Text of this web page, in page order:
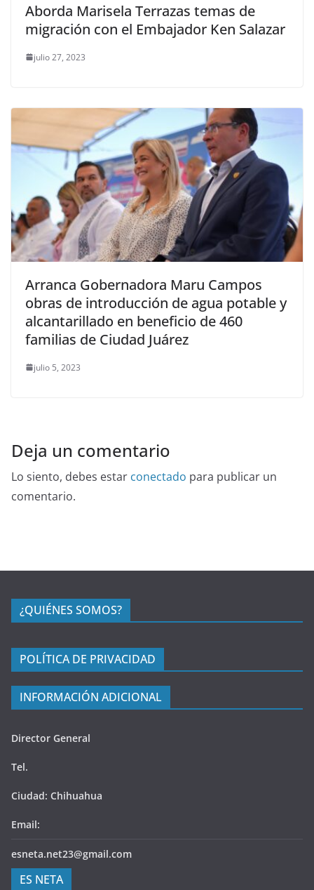
Aborda Marisela Terrazas temas de
migración con el Embajador Ken Salazar
julio 27, 2023
Arranca Gobernadora Maru Campos
obras de introducción de agua potable y
alcantarillado en beneficio de 460
familias de Ciudad Juárez
julio 5, 2023
Deja un comentario
Lo siento, debes estar conectado para publicar un
comentario.
¿QUIÉNES SOMOS?
POLÍTICA DE PRIVACIDAD
INFORMACIÓN ADICIONAL
Director General
Tel.
Ciudad: Chihuahua
Email:
esneta.net23@gmail.com
ES NETA